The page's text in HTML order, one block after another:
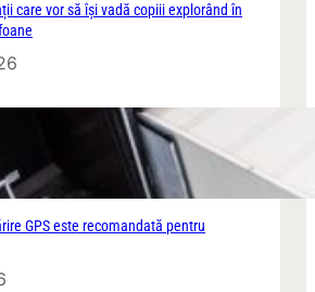
care vor să își vadă copiii explorând în
GPS este recomandată pentru